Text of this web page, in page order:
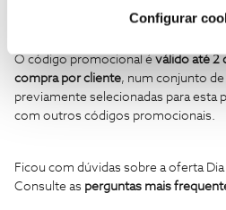
Configurar
O código promocional é válido até 2
compra por cliente, num conjunto de
previamente selecionadas para esta
com outros códigos promocionais.
Ficou com dúvidas sobre a oferta Dia
Consulte as perguntas mais